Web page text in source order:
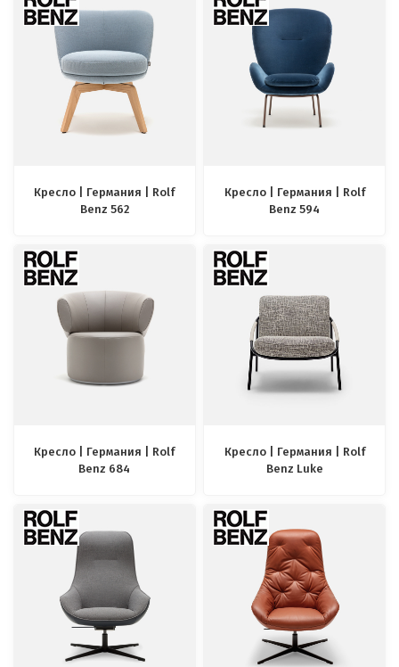
Кресло | Германия | Rolf
Benz 562
Кресло | Германия | Rolf
Benz 594
Кресло | Германия | Rolf
Benz 684
Кресло | Германия | Rolf
Benz Luke